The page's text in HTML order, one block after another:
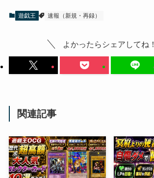
遊戯王 速報（新規・再録）
よかったらシェアしてね！
関連記事